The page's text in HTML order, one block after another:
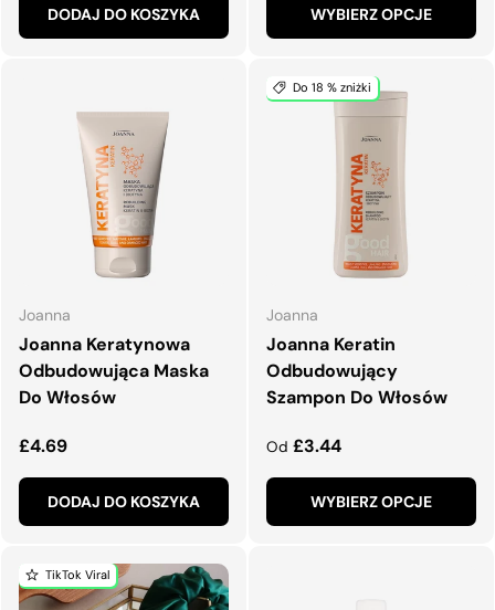
DODAJ DO KOSZYKA WYBIERZ OPCJE
Joanna
Joanna Keratynowa
Odbudowująca Maska
Do Włosów
Normalna cena
£4.69
DODAJ DO KOSZYKA
Do 18 % zniżki
Joanna
Joanna Keratin
Odbudowujący
Szampon Do Włosów
Normalna cena
Od £3.44
WYBIERZ OPCJE
TikTok Viral